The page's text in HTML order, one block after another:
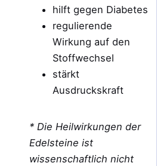
hilft gegen Diabetes
regulierende
Wirkung auf den
Stoffwechsel
stärkt
Ausdruckskraft
* Die Heilwirkungen der
Edelsteine ist
wissenschaftlich nicht